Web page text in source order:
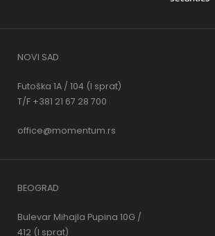
NOVI SAD
Futoška 1A / 104 (I sprat)
T/F +381 21 67 28 700
office@momentum.rs
BEOGRAD
Bulevar Mihajla Pupina 10G /
412 (I sprat)